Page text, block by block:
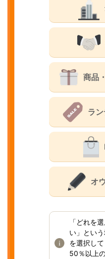
商品
ラ
オ
「どれを
い」とい
を選択して
50％以上